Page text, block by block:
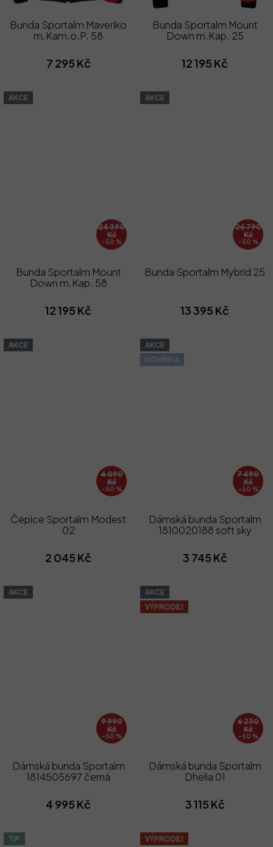
Bunda Sportalm Maveriko
m.Kam.o.P. 58
7 295 Kč
Bunda Sportalm Mount
Down m.Kap. 25
12 195 Kč
AKCE
24 390
Kč
–50 %
Bunda Sportalm Mount
Down m.Kap. 58
12 195 Kč
AKCE
26 790
Kč
–50 %
Bunda Sportalm Mybrid 25
13 395 Kč
AKCE
4 090
Kč
–50 %
Čepice Sportalm Modest
02
2 045 Kč
AKCE
NOVINKA
7 490
Kč
–50 %
Dámská bunda Sportalm
1810020188 soft sky
3 745 Kč
AKCE
9 990
Kč
–50 %
Dámská bunda Sportalm
1814505697 černá
4 995 Kč
AKCE
VÝPRODEJ
6 230
Kč
–50 %
Dámská bunda Sportalm
Dhelia 01
3 115 Kč
TIP
VÝPRODEJ